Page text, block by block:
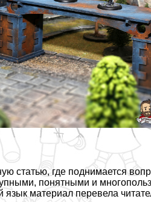
статью, где поднимается
понятными и
язык материал перевела